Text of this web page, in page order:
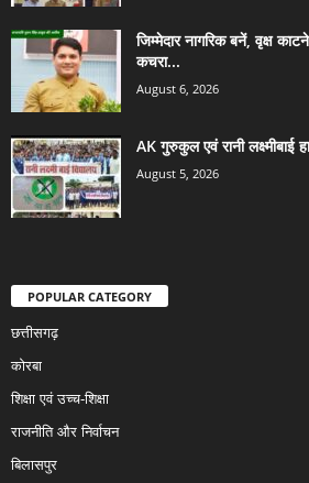
जिम्मेदार नागरिक बनें, वृक्ष
कचरा...
August 6, 2026
AK गुरुकुल एवं रानी लक्ष्मीबाई
August 5, 2026
POPULAR CATEGORY
छत्तीसगढ़
कोरबा
शिक्षा एवं उच्च-शिक्षा
राजनीति और निर्वाचन
बिलासपुर